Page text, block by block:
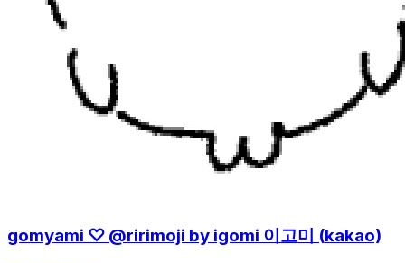
gomyami ♡ @ririmoji by igomi 이고미 (kakao)